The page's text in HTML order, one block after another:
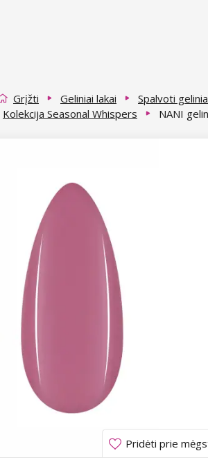
Grįžti Geliniai lakai Spalvoti
Kolekcija Seasonal Whispers
NANI
Pridėti prie